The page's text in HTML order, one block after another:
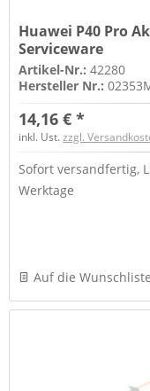
Huawei P40 Pro
Serviceware
Artikel-Nr.:42280
Hersteller Nr.:
14,16 € *
inkl. Ust.zzgl.
Sofort versandfertig,
Werktage
Auf die Wunschliste